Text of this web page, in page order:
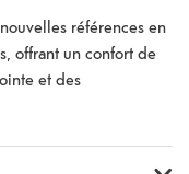
références en
offrant un confort de
et des
en mousse
tailles – y compris une